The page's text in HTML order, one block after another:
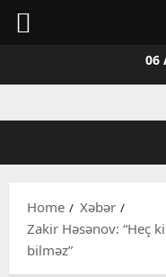
06
Home
Xəbər
Zakir Həsənov: “Heç
bilməz”